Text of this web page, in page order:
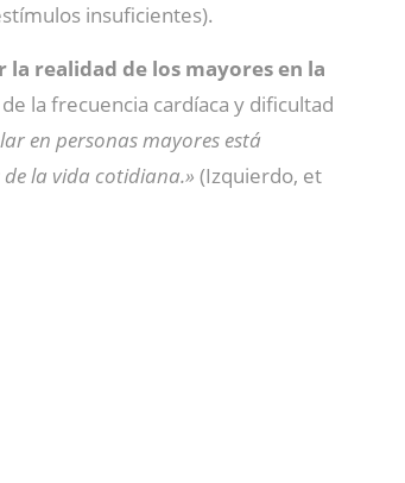
insuficientes).
la realidad de los mayores en la
la frecuencia cardíaca y dificultad
en personas mayores está
la vida cotidiana.» (Izquierdo, et